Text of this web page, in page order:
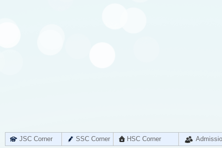
JSC Corner SSC Corner HSC Corner